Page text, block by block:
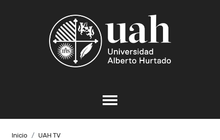
Inicio
UAH TV